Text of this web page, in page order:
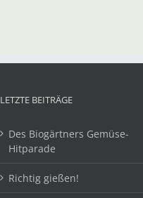
LETZTE BEITRÄGE
Des Biogärtners Gemüse-
Hitparade
Richtig gießen!